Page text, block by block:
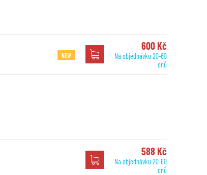
NEW
600 Kč
Na objednávku 20-60
dnů
588 Kč
Na objednávku 20-60
dnů